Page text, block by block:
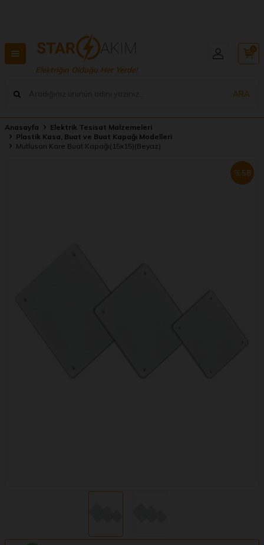
Elektriğin Olduğu Her Yerde!
ARA
0
Anasayfa
Elektrik Tesisat Malzemeleri
Plastik Kasa, Buat ve Buat Kapağı Modelleri
Mutlusan Kare Buat Kapağı(15x15)(Beyaz)
%58